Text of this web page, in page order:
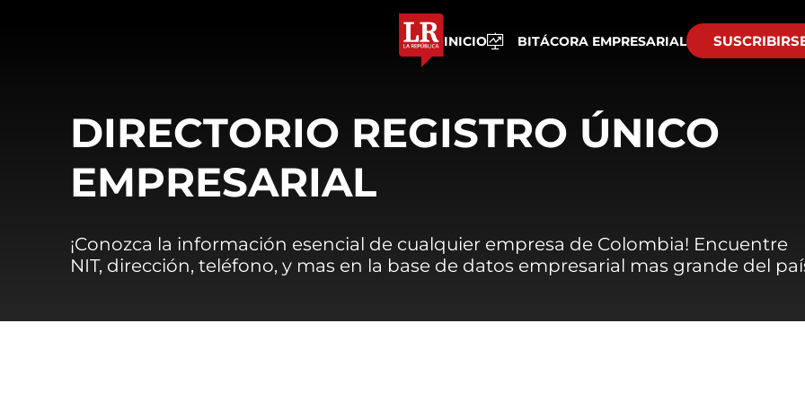
INICIO BITÁCORA EMPRESARIAL
DIRECTORIO REGISTRO ÚNICO
EMPRESARIAL
¡Conozca la información esencial de cualquier empresa de Colombia! Encuentre
NIT, dirección, teléfono, y mas en la base de datos empresarial mas grande del